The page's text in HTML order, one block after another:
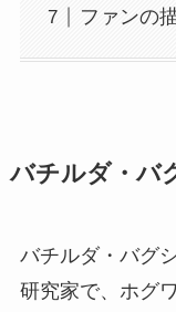
ファンの
バチルダ・バ
バチルダ・バグ
研究家で、ホグ